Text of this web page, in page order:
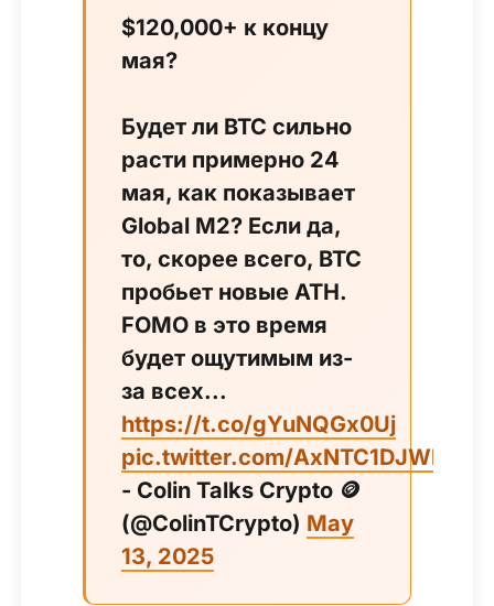
$120,000+ к концу
мая?
Будет ли BTC сильно
расти примерно 24
мая, как показывает
Global M2? Если да,
то, скорее всего, BTC
пробьет новые ATH.
FOMO в это время
будет ощутимым из-
за всех...
https://t.co/gYuNQGx0Uj
pic.twitter.com/AxNTC1DJWR
- Colin Talks Crypto 🪙
(@ColinTCrypto) May
13, 2025